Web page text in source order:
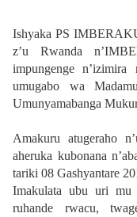
Ishyaka PS
z’u Rwanda
impungenge
umugabo wa
Umunyamabanga
Amakuru atugeraho
aheruka kubonana
tariki 08 Gashyantare
Imakulata ubu uri mu
ruhande rwacu,